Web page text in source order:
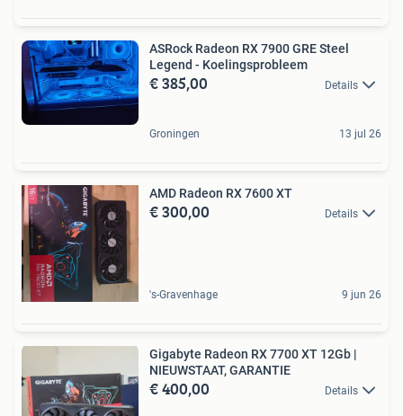
ASRock Radeon RX 7900 GRE Steel
Legend - Koelingsprobleem
€ 385,00 Details
Groningen 13 jul 26
AMD Radeon RX 7600 XT
€ 300,00 Details
's-Gravenhage 9 jun 26
Gigabyte Radeon RX 7700 XT 12Gb |
NIEUWSTAAT, GARANTIE
€ 400,00 Details